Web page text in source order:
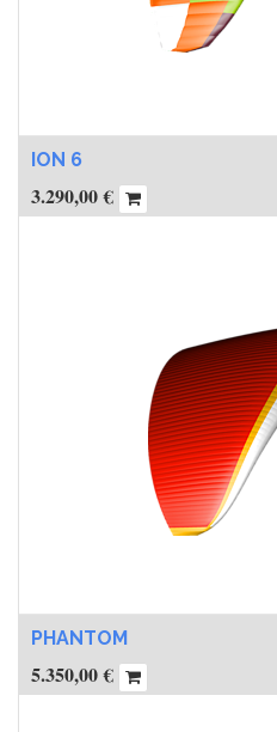
ION 6
3.290,00€
PHANTOM
5.350,00€